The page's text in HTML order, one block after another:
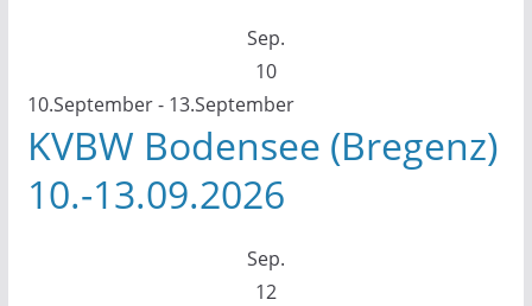
Sep.
10
10.September- 13.September
KVBW Bodensee (Bregenz)
10.-13.09.2026
Sep.
12